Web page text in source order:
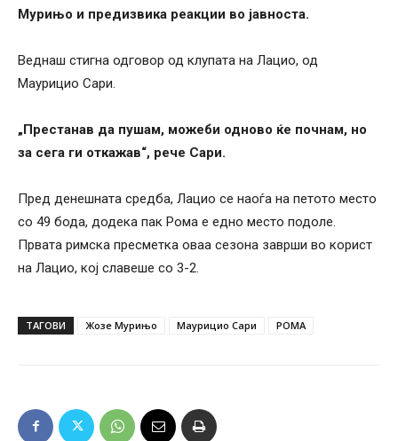
Мурињо и предизвика реакции во јавноста.
Веднаш стигна одговор од клупата на Лацио, од
Маурицио Сари.
„Престанав да пушам, можеби одново ќе почнам, но
за сега ги откажав“, рече Сари.
Пред денешната средба, Лацио се наоѓа на петото место
со 49 бода, додека пак Рома е едно место подоле.
Првата римска пресметка оваа сезона заврши во корист
на Лацио, кој славеше со 3-2.
ТАГОВИ Жозе Мурињо Маурицио Сари РОМА